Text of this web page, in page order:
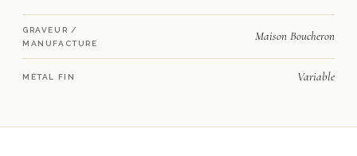
GRAVEUR /
MANUFACTURE
Maison Boucheron
MÉTAL FIN Variable